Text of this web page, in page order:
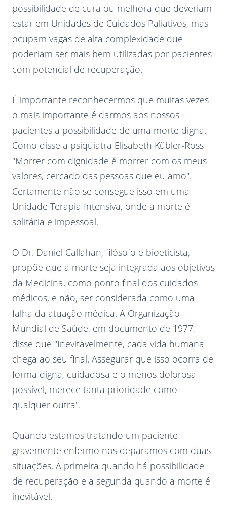
possibilidade de cura ou melhora que deveriam
estar em Unidades de Cuidados Paliativos, mas
ocupam vagas de alta complexidade que
poderiam ser mais bem utilizadas por pacientes
com potencial de recuperação.
É importante reconhecermos que muitas vezes
o mais importante é darmos aos nossos
pacientes a possibilidade de uma morte digna.
Como disse a psiquiatra Elisabeth Kübler-Ross
"Morrer com dignidade é morrer com os meus
valores, cercado das pessoas que eu amo".
Certamente não se consegue isso em uma
Unidade Terapia Intensiva, onde a morte é
solitária e impessoal.
O Dr. Daniel Callahan, filósofo e bioeticista,
propõe que a morte seja integrada aos objetivos
da Medicina, como ponto final dos cuidados
médicos, e não, ser considerada como uma
falha da atuação médica. A Organização
Mundial de Saúde, em documento de 1977,
disse que "Inevitavelmente, cada vida humana
chega ao seu final. Assegurar que isso ocorra de
forma digna, cuidadosa e o menos dolorosa
possível, merece tanta prioridade como
qualquer outra".
Quando estamos tratando um paciente
gravemente enfermo nos deparamos com duas
situações. A primeira quando há possibilidade
de recuperação e a segunda quando a morte é
inevitável.